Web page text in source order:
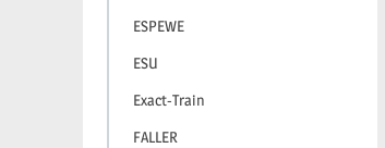
ESPEWE
ESU
Exact-Train
FALLER